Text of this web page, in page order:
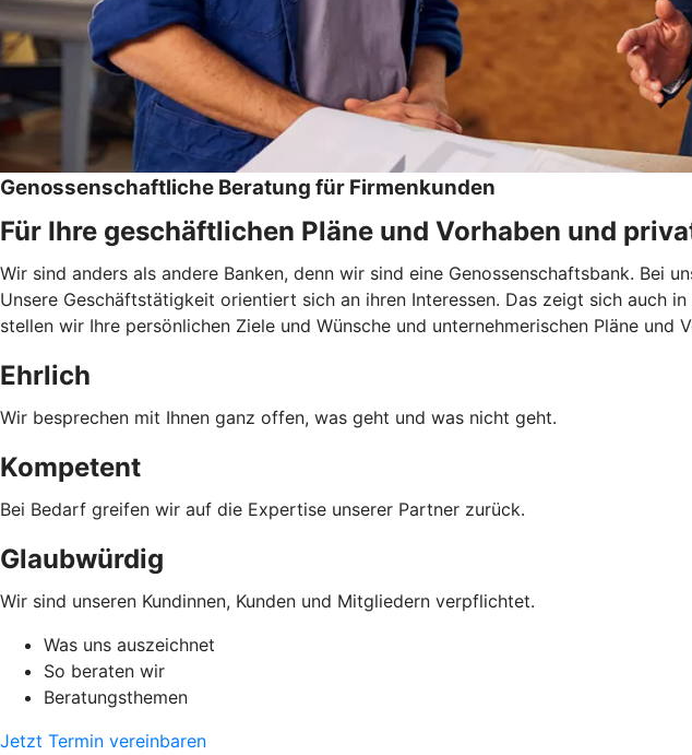
Genossenschaftliche Beratung für Firmenkunden
Für Ihre geschäftlichen Pläne und Vorhaben und
Wir sind anders als andere Banken, denn wir sind eine Genossenschaftsbank. Bei
Unsere Geschäftstätigkeit orientiert sich an ihren Interessen. Das zeigt sich auch
stellen wir Ihre persönlichen Ziele und Wünsche und unternehmerischen Pläne und
Ehrlich
Wir besprechen mit Ihnen ganz offen, was geht und was nicht geht.
Kompetent
Bei Bedarf greifen wir auf die Expertise unserer Partner zurück.
Glaubwürdig
Wir sind unseren Kundinnen, Kunden und Mitgliedern verpflichtet.
Was uns auszeichnet
So beraten wir
Beratungsthemen
Jetzt Termin vereinbaren